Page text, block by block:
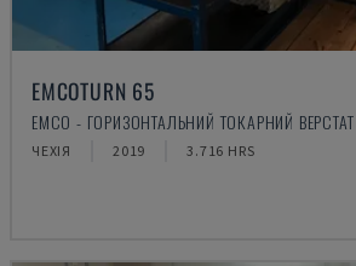
EMCOTURN 65
EMCO - ГОРИЗОНТАЛЬНИЙ ТОКАРНИЙ ВЕРСТАТ
ЧЕХІЯ 2019 3.716 HRS